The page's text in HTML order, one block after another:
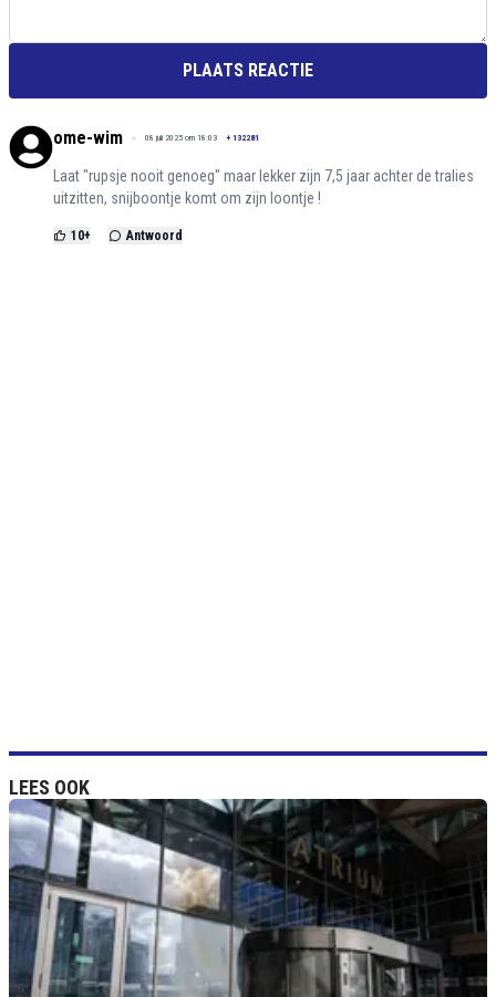
PLAATS REACTIE
ome-wim 08 juli 2025 om 18:03 + 132281
Laat "rupsje nooit genoeg" maar lekker zijn 7,5 jaar achter de tralies
uitzitten, snijboontje komt om zijn loontje !
10+ Antwoord
LEES OOK